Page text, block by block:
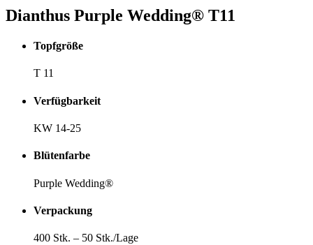
Dianthus Purple Wedding® T11
Topfgröße
T 11
Verfügbarkeit
KW 14-25
Blütenfarbe
Purple Wedding®
Verpackung
400 Stk. – 50 Stk./Lage